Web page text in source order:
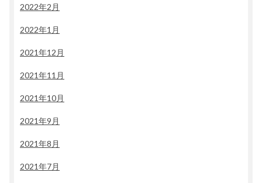
2022年2月
2022年1月
2021年12月
2021年11月
2021年10月
2021年9月
2021年8月
2021年7月